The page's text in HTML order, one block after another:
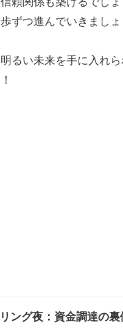
ずつ進んでいきましょ
るい未来を手に入れ
リング夜：資金調達の